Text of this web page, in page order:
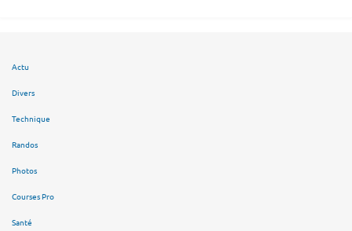
Actu
Divers
Technique
Randos
Photos
Courses Pro
Santé